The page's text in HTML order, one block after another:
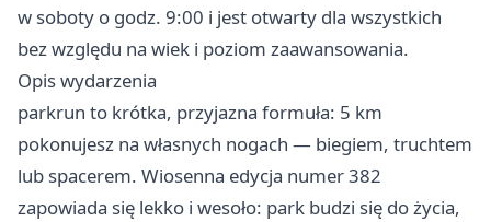
w soboty o godz. 9:00 i jest otwarty dla wszystkich
bez względu na wiek i poziom zaawansowania.
Opis wydarzenia
parkrun to krótka, przyjazna formuła: 5 km
pokonujesz na własnych nogach — biegiem, truchtem
lub spacerem. Wiosenna edycja numer 382
zapowiada się lekko i wesoło: park budzi się do życia,